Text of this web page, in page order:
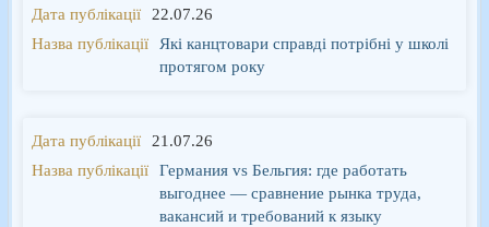
22.07.26
Які канцтовари справді потрібні у школі
протягом року
21.07.26
Германия vs Бельгия: где работать
выгоднее — сравнение рынка труда,
вакансий и требований к языку